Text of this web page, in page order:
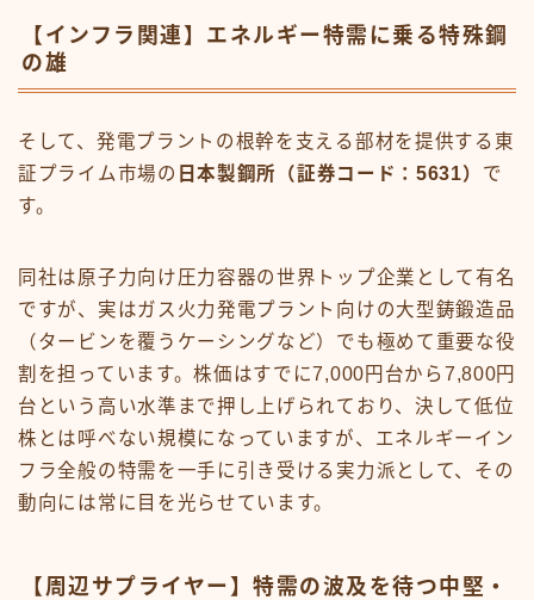
【インフラ関連】エネルギー特需に乗る特殊鋼
の雄
そして、発電プラントの根幹を支える部材を提供する東
証プライム市場の 日本製鋼所（証券コード：5631） で
す。
同社は原子力向け圧力容器の世界トップ企業として有名
ですが、実はガス火力発電プラント向けの大型鋳鍛造品
（タービンを覆うケーシングなど）でも極めて重要な役
割を担っています。株価はすでに7,000円台から7,800円
台という高い水準まで押し上げられており、決して低位
株とは呼べない規模になっていますが、エネルギーイン
フラ全般の特需を一手に引き受ける実力派として、その
動向には常に目を光らせています。
【周辺サプライヤー】特需の波及を待つ中堅・